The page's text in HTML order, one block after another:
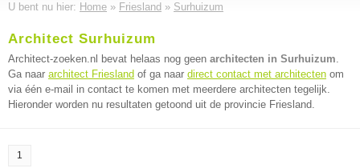
U bent nu hier: Home » Friesland » Surhuizum
Architect Surhuizum
Architect-zoeken.nl bevat helaas nog geen architecten in Surhuizum.
Ga naar architect Friesland of ga naar direct contact met architecten om
via één e-mail in contact te komen met meerdere architecten tegelijk.
Hieronder worden nu resultaten getoond uit de provincie Friesland.
1